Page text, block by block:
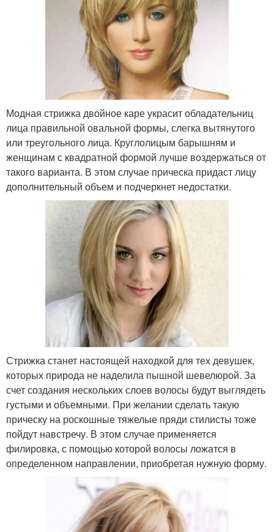
Модная стрижка двойное каре украсит обладательниц
лица правильной овальной формы, слегка вытянутого
или треугольного лица. Круглолицым барышням и
женщинам с квадратной формой лучше воздержаться от
такого варианта. В этом случае прическа придаст лицу
дополнительный объем и подчеркнет недостатки.
Стрижка станет настоящей находкой для тех девушек,
которых природа не наделила пышной шевелюрой. За
счет создания нескольких слоев волосы будут выглядеть
густыми и объемными. При желании сделать такую
прическу на роскошные тяжелые пряди стилисты тоже
пойдут навстречу. В этом случае применяется
филировка, с помощью которой волосы ложатся в
определенном направлении, приобретая нужную форму.